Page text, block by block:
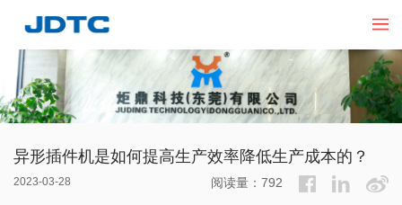
异形插件机是如何提高生产效率降低生产成本的？
2023-03-28 阅读量：792